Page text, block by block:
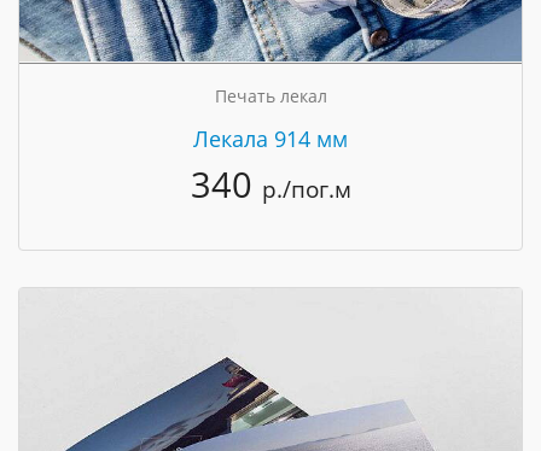
Печать лекал
Лекала 914 мм
340 р./пог.м